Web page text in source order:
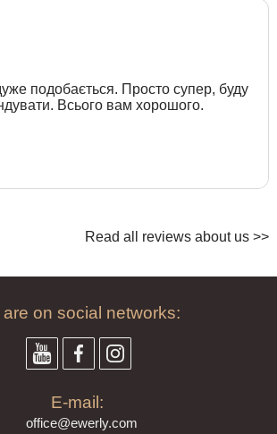
подобається. Просто супер, буду
Всього вам хорошого.
Read all reviews about us >>
are on social networks:
E-mail:
office@ewerly.com